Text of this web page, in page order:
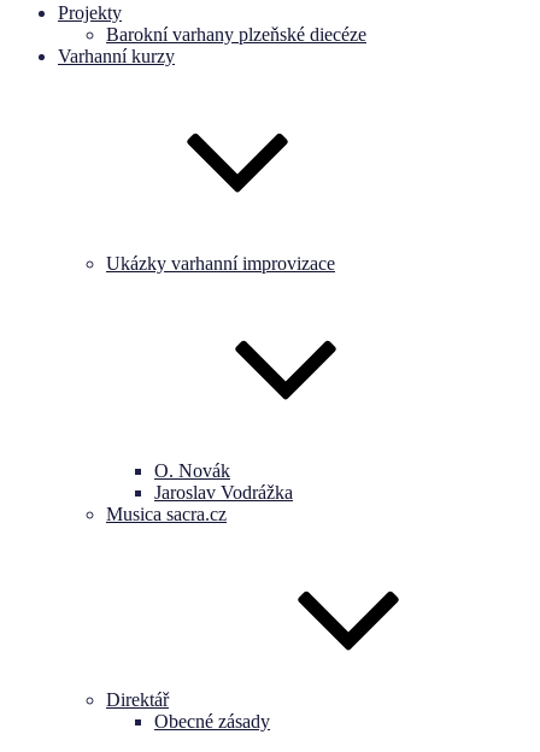
Projekty
Barokní varhany plzeňské diecéze
Varhanní kurzy
Ukázky varhanní improvizace
O. Novák
Jaroslav Vodrážka
Musica sacra.cz
Direktář
Obecné zásady